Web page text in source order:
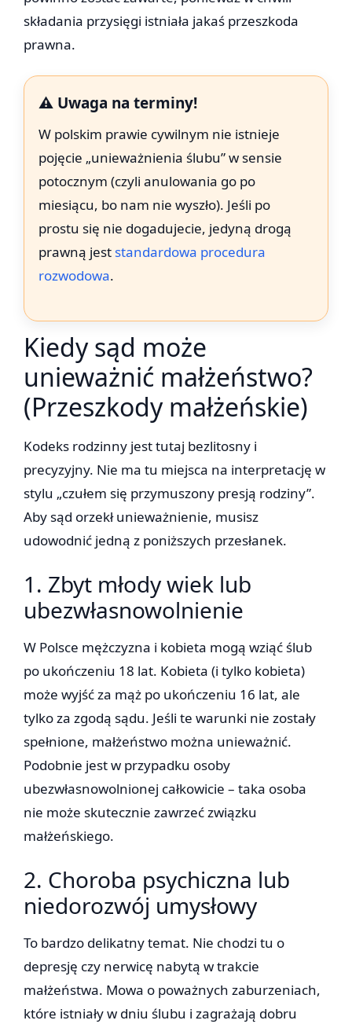
składania przysięgi istniała jakaś przeszkoda
prawna.
⚠️ Uwaga na terminy!
W polskim prawie cywilnym nie istnieje
pojęcie „unieważnienia ślubu” w sensie
potocznym (czyli anulowania go po
miesiącu, bo nam nie wyszło). Jeśli po
prostu się nie dogadujecie, jedyną drogą
prawną jest standardowa procedura
rozwodowa.
Kiedy sąd może
unieważnić małżeństwo?
(Przeszkody małżeńskie)
Kodeks rodzinny jest tutaj bezlitosny i
precyzyjny. Nie ma tu miejsca na interpretację w
stylu „czułem się przymuszony presją rodziny”.
Aby sąd orzekł unieważnienie, musisz
udowodnić jedną z poniższych przesłanek.
1. Zbyt młody wiek lub
ubezwłasnowolnienie
W Polsce mężczyzna i kobieta mogą wziąć ślub
po ukończeniu 18 lat. Kobieta (i tylko kobieta)
może wyjść za mąż po ukończeniu 16 lat, ale
tylko za zgodą sądu. Jeśli te warunki nie zostały
spełnione, małżeństwo można unieważnić.
Podobnie jest w przypadku osoby
ubezwłasnowolnionej całkowicie – taka osoba
nie może skutecznie zawrzeć związku
małżeńskiego.
2. Choroba psychiczna lub
niedorozwój umysłowy
To bardzo delikatny temat. Nie chodzi tu o
depresję czy nerwicę nabytą w trakcie
małżeństwa. Mowa o poważnych zaburzeniach,
które istniały w dniu ślubu i zagrażają dobru